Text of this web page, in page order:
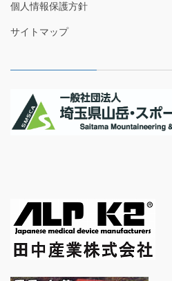
個人情報保護方針
サイトマップ